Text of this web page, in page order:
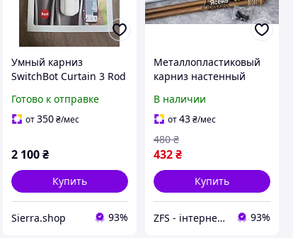
Умный карниз
SwitchBot Curtain 3 Rod
Готово к отправке
от350 ₴/мес
2 100 ₴
Купить
Sierra.shop 93%
Металлопластиковый
карниз настенный
стену для штор 1,2 м,
карнизы настенные
В наличии
от43₴/мес
432₴
480 ₴
Купить
ZFS - інтернет-магазин товарів для дому та відпочинку 93%